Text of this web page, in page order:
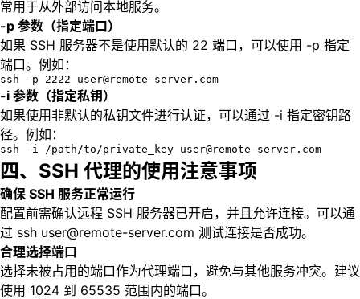
常用于从外部访问本地服务。
-p 参数（指定端口）
如果 SSH 服务器不是使用默认的 22 端口，可以使用 -p 指定
端口。例如：
ssh -p 2222 user@remote-server.com
-i 参数（指定私钥）
如果使用非默认的私钥文件进行认证，可以通过 -i 指定密钥路
径。例如：
ssh -i /path/to/private_key user@remote-server.com
四、SSH 代理的使用注意事项
确保 SSH 服务正常运行
配置前需确认远程 SSH 服务器已开启，并且允许连接。可以通
过 ssh user@remote-server.com 测试连接是否成功。
合理选择端口
选择未被占用的端口作为代理端口，避免与其他服务冲突。建议
使用 1024 到 65535 范围内的端口。